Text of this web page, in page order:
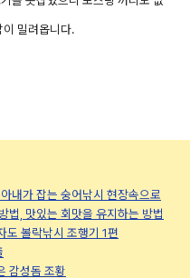
밀려옵니다.
내가 잡는 숭어낚시 현장속으로
법, 맛있는 회맛을 유지하는 방법
도 볼락낚시 조행기 1편
감성돔 조황